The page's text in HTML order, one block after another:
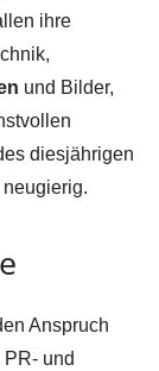
ihre
und Bilder,
diesjährigen
Anspruch
PR- und